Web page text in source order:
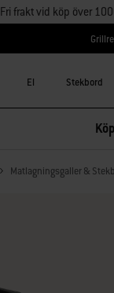
Fri frakt vid köp över
El Stekbord
Matlagningsgaller &